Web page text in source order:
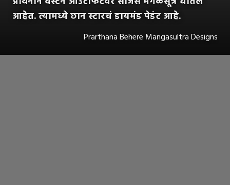
आहेत. त्यामध्ये छान स्टारचं डायमंड पेडंट आहे.
Prarthana Behere Mangasultra Designs